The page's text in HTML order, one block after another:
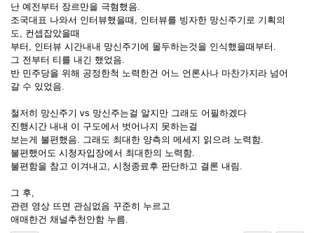
난 예전부터 장르만을 극혐했음.
조국대표 나와서 인터뷰했을때, 인터뷰를 빙자한 망신주기로 기획의
도, 컨셉잡았을때
부터, 인터뷰 시간내내 망신주기에 몰두하는것을 인식했을때부터.
그 전부터 티를 내긴 했었음.
반 민주당을 위해 공정한척 노력한건 어느 언론사나 마찬가지라 넘어
갈 수 있었음.
철저히 망신주기 vs 망신주는걸 알지만 그래도 어필하겠다
진행시간 내내 이 구도에서 벗어나지 못하는걸
보는게 불편했음. 그래도 최대한 양측의 메세지 읽으려 노력함.
불편했어도 시청자입장에서 최대한의 노력함.
불편함을 참고 이겨내고, 시청종료후 판단하고 결론 내림.
그 후,
관련 영상 뜨면 관심없음 꾸준히 누르고
애매한건 채널추천안함 누름.